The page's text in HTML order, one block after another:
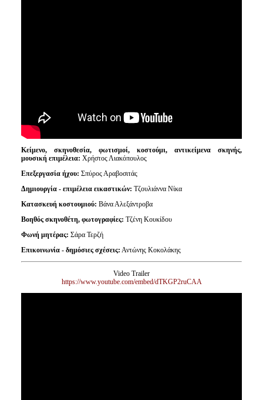
Κείμενο, σκηνοθεσία, φωτισμοί, κοστούμι, αντικείμενα σκηνής,
μουσική επιμέλεια: Χρήστος Λιακόπουλος
Επεξεργασία ήχου: Σπύρος Αραβοσιτάς
Δημιουργία - επιμέλεια εικαστικών: Τζουλιάννα Νίκα
Κατασκευή κοστουμιού: Βάνα Αλεξάντροβα
Βοηθός σκηνοθέτη, φωτογραφίες: Τζένη Κουκίδου
Φωνή μητέρας: Σάρα Τερζή
Επικοινωνία - δημόσιες σχέσεις: Αντώνης Κοκολάκης
Video Trailer
https://www.youtube.com/embed/dTKGP2ruCAA